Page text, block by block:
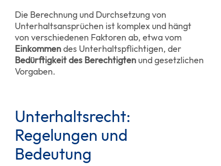
Die Berechnung und Durchsetzung von
Unterhaltsansprüchen ist komplex und hängt
von verschiedenen Faktoren ab, etwa vom
Einkommendes Unterhaltspflichtigen, der
Bedürftigkeit des Berechtigten und gesetzlichen
Vorgaben.
Unterhaltsrecht:
Regelungen und
Bedeutung